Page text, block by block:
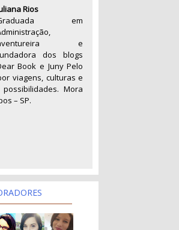
Rios
em
e
dos blogs
Book e Juny Pelo
viagens, culturas e
Mora
– SP.